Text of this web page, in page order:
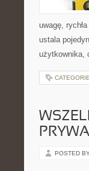
uwagę,
ustala
użytkownika,
POSTED